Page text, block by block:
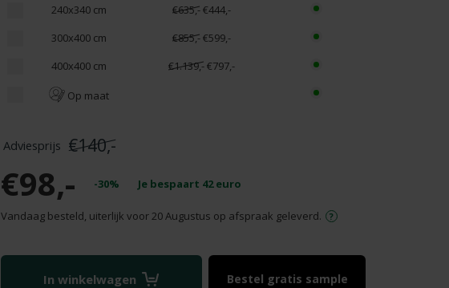
240x340 cm
€635,-€444,-
300x400 cm
€855,-€599,-
400x400 cm
€1.139,-€797,-
Op maat
€140,-
€98,- -30% Je bespaart 42euro
Vandaag besteld, uiterlijk voor 20 Augustus op afspraak geleverd.
In winkelwagen Bestel gratis sample